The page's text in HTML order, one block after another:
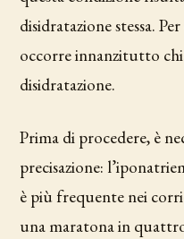
disidratazione stessa.
occorre innanzitutto
disidratazione.
Prima di procedere, è
precisazione:
è più frequente nei
una maratona in